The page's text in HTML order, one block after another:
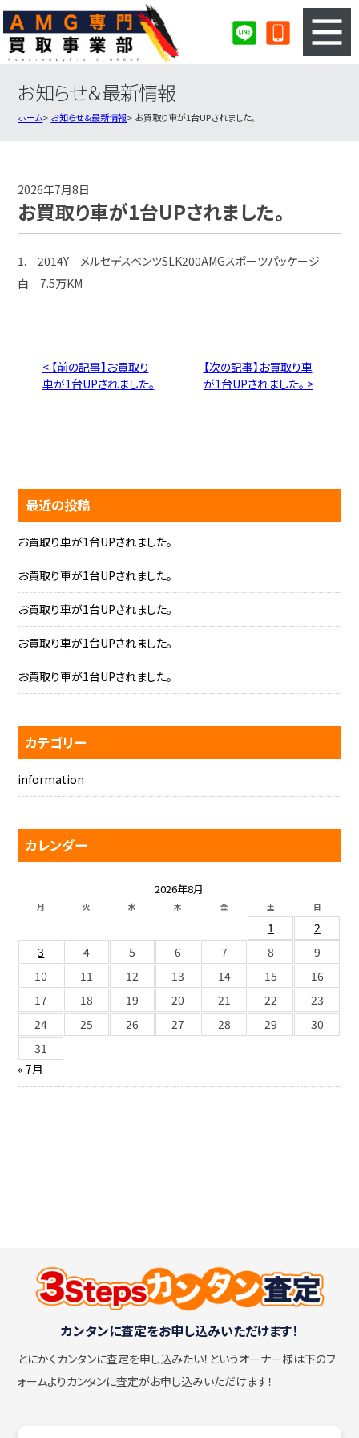
3ステップのカンタン査定
AMG買取実績
お知らせ＆最新情報
ホーム お知らせ＆最新情報 お買取り車が1台UPされました。
2026年7月8日
お買取り車が1台UPされました。
1. 2014Y メルセデスベンツSLK200AMGスポーツパッケージ
白 7.5万KM
< 【前の記事】お買取り
車が1台UPされました。
【次の記事】お買取り車
が1台UPされました。 >
最近の投稿
お買取り車が1台UPされました。
お買取り車が1台UPされました。
お買取り車が1台UPされました。
お買取り車が1台UPされました。
お買取り車が1台UPされました。
カテゴリー
information
カレンダー
2026年8月
月 火 水 木 金 土 日
1
2
3
4 5 6 7 8
9
10
11 12 13 14 15
16
17
18 19 20 21 22
23
24
25 26 27 28 29
30
31
« 7月
カンタンに査定をお申し込みいただけます！
とにかくカンタンに査定を申し込みたい！ というオーナー様は下のフ
ォームよりカンタンに査定がお申し込みいただけます！